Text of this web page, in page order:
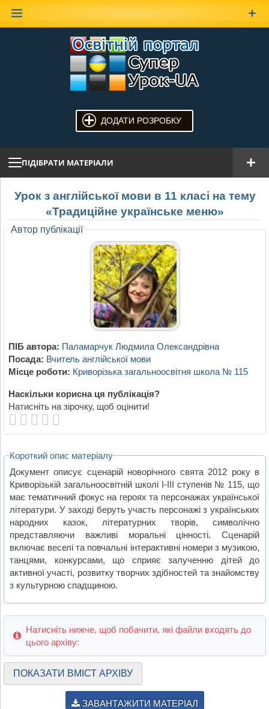
ДОДАТИ РОЗРОБКУ
ПІДІБРАТИ МАТЕРІАЛИ
Урок з англійської мови в 11 класі на тему
«Традиційне українське меню»
Автор публікації
ПІБ автора: Паламарчук Людмила Олександрівна
Посада: Вчитель англійської мови
Місце роботи: Криворізька загальноосвітня школа № 115
Наскільки корисна ця публікація?
Натисніть на зірочку, щоб оцінити!
Короткий опис матеріалу
Документ описує сценарій новорічного свята 2012 року в
Криворізькій загальноосвітній школі І-ІІІ ступенів № 115, що
має тематичний фокус на героях та персонажах української
літератури. У заході беруть участь персонажі з українських
народних казок, літературних творів, символічно
представляючи важливі моральні цінності. Сценарій
включає веселі та повчальні інтерактивні номери з музикою,
танцями, конкурсами, що сприяє залученню дітей до
активної участі, розвитку творчих здібностей та знайомству
з культурною спадщиною.
Натисніть нижче, щоб побачити, які файли входять до
цього архіву:
ПОКАЗАТИ ВМІСТ АРХІВУ
ЗАВАНТАЖИТИ МАТЕРІАЛ